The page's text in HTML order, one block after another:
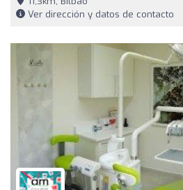
Ver dirección y datos de contacto